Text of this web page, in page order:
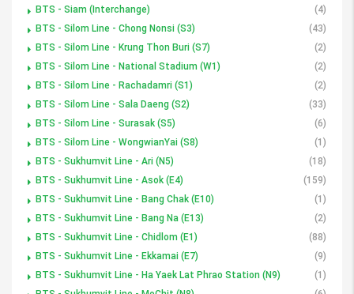
BTS - Siam (Interchange)
(4)
BTS - Silom Line - Chong Nonsi (S3)
(43)
BTS - Silom Line - Krung Thon Buri (S7)
(2)
BTS - Silom Line - National Stadium (W1)
(2)
BTS - Silom Line - Rachadamri (S1)
(2)
BTS - Silom Line - Sala Daeng (S2)
(33)
BTS - Silom Line - Surasak (S5)
(6)
BTS - Silom Line - WongwianYai (S8)
(1)
BTS - Sukhumvit Line - Ari (N5)
(18)
BTS - Sukhumvit Line - Asok (E4)
(159)
BTS - Sukhumvit Line - Bang Chak (E10)
(1)
BTS - Sukhumvit Line - Bang Na (E13)
(2)
BTS - Sukhumvit Line - Chidlom (E1)
(88)
BTS - Sukhumvit Line - Ekkamai (E7)
(9)
BTS - Sukhumvit Line - Ha Yaek Lat Phrao Station (N9)
(1)